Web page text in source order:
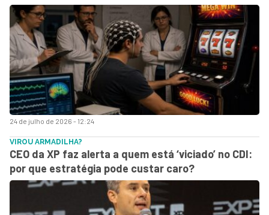
24 de julho de 2026 - 12:24
VIROU ARMADILHA?
CEO da XP faz alerta a quem está ‘viciado’ no CDI:
por que estratégia pode custar caro?